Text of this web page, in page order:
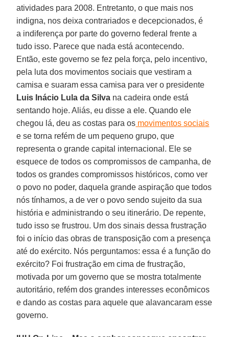
atividades para 2008. Entretanto, o que mais nos
indigna, nos deixa contrariados e decepcionados, é
a indiferença por parte do governo federal frente a
tudo isso. Parece que nada está acontecendo.
Então, este governo se fez pela força, pelo incentivo,
pela luta dos movimentos sociais que vestiram a
camisa e suaram essa camisa para ver o presidente
Luis Inácio Lula da Silva na cadeira onde está
sentando hoje. Aliás, eu disse a ele. Quando ele
chegou lá, deu as costas para os movimentos sociais
e se torna refém de um pequeno grupo, que
representa o grande capital internacional. Ele se
esquece de todos os compromissos de campanha, de
todos os grandes compromissos históricos, como ver
o povo no poder, daquela grande aspiração que todos
nós tínhamos, a de ver o povo sendo sujeito da sua
história e administrando o seu itinerário. De repente,
tudo isso se frustrou. Um dos sinais dessa frustração
foi o início das obras de transposição com a presença
até do exército. Nós perguntamos: essa é a função do
exército? Foi frustração em cima de frustração,
motivada por um governo que se mostra totalmente
autoritário, refém dos grandes interesses econômicos
e dando as costas para aquele que alavancaram esse
governo.